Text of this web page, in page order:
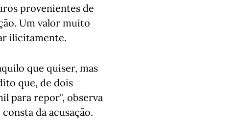
provenientes de
Um valor muito
ilicitamente.
que quiser, mas
que, de dois
para repor", observa
da acusação.